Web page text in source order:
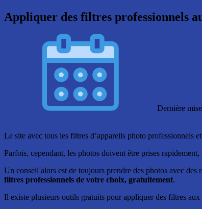
Appliquer des filtres professionnels
Dernière
Le site avec tous les filtres d’appareils photo professionnels
Parfois, cependant, les photos doivent être prises
Un conseil alors est de toujours prendre des photos avec des
filtres professionnels de votre choix, gratuitement.
Il existe plusieurs outils gratuits pour appliquer des filtres